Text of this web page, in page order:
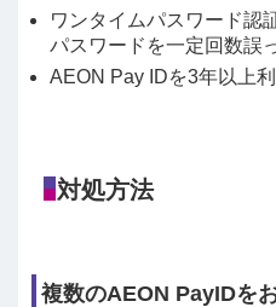
ワンタイムパスワード認
パスワードを一定回数誤
AEON Pay IDを3年以上
対処方法
複数のAEON PayIDを